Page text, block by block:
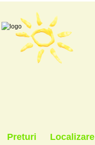
Preturi Localizare